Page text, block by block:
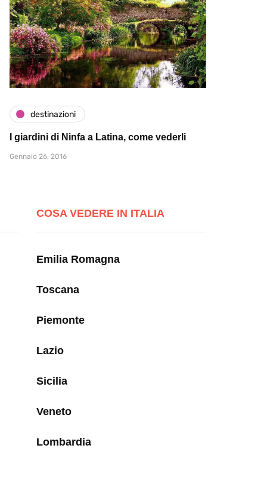
destinazioni
I giardini di Ninfa a Latina, come vederli
Gennaio 26, 2016
COSA VEDERE IN ITALIA
Emilia Romagna
Toscana
Piemonte
Lazio
Sicilia
Veneto
Lombardia